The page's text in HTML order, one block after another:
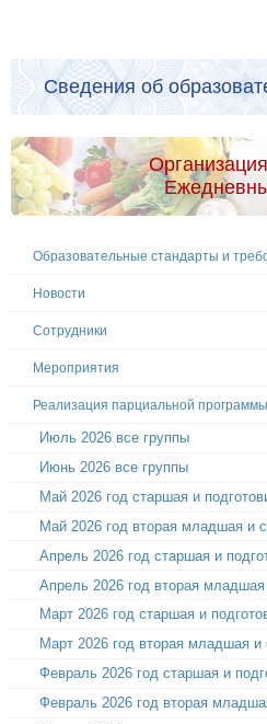
Сведения об
Образовательные стандарты и
Новости
Сотрудники
Мероприятия
Реализация парциальной
Июль 2026 все группы
Июнь 2026 все группы
Май 2026 год старшая и
Май 2026 год вторая младшая и
Апрель 2026 год старшая и
Апрель 2026 год вторая
Март 2026 год старшая и
Март 2026 год вторая младшая и
Февраль 2026 год старшая и
Февраль 2026 год вторая